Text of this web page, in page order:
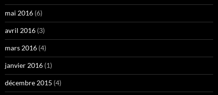
mai 2016 (6)
avril 2016 (3)
mars 2016 (4)
janvier 2016 (1)
décembre 2015 (4)